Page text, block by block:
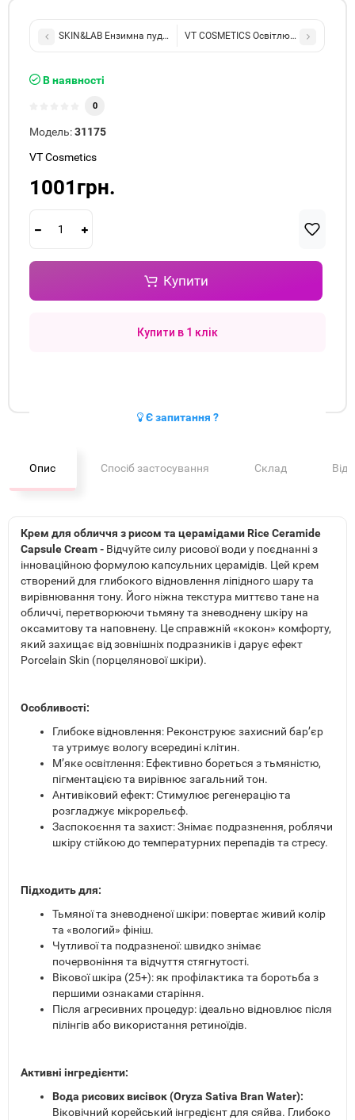
SKIN&LAB Ензимна пудра 3D PDRN × Collagen Enzyme Cleansing
VT COSMETICS Освітлювальний
В наявності
0
Модель:31175
VT Cosmetics
1001грн.
Купити
Купити в 1 клік
Є запитання ?
Опис Спосіб застосування Склад
Крем для обличчя з рисом та церамідами Rice Ceramide
Capsule Cream - Відчуйте силу рисової води у поєднанні з
інноваційною формулою капсульних церамідів. Цей крем
створений для глибокого відновлення ліпідного шару та
вирівнювання тону. Його ніжна текстура миттєво тане на
обличчі, перетворюючи тьмяну та зневоднену шкіру на
оксамитову та наповнену. Це справжній «кокон» комфорту,
який захищає від зовнішніх подразників і дарує ефект
Porcelain Skin (порцелянової шкіри).
Особливості:
Глибоке відновлення: Реконструює захисний бар’єр
та утримує вологу всередині клітин.
М’яке освітлення: Ефективно бореться з тьмяністю,
пігментацією та вирівнює загальний тон.
Антивіковий ефект: Стимулює регенерацію та
розгладжує мікрорельєф.
Заспокоєння та захист: Знімає подразнення, роблячи
шкіру стійкою до температурних перепадів та стресу.
Підходить для:
Тьмяної та зневодненої шкіри: повертає живий колір
та «вологий» фініш.
Чутливої та подразненої: швидко знімає
почервоніння та відчуття стягнутості.
Вікової шкіра (25+): як профілактика та боротьба з
першими ознаками старіння.
Після агресивних процедур: ідеально відновлює після
пілінгів або використання ретиноїдів.
Активні інгредієнти:
Вода рисових висівок (Oryza Sativa Bran Water):
Віковічний корейський інгредієнт для сяйва. Глибоко